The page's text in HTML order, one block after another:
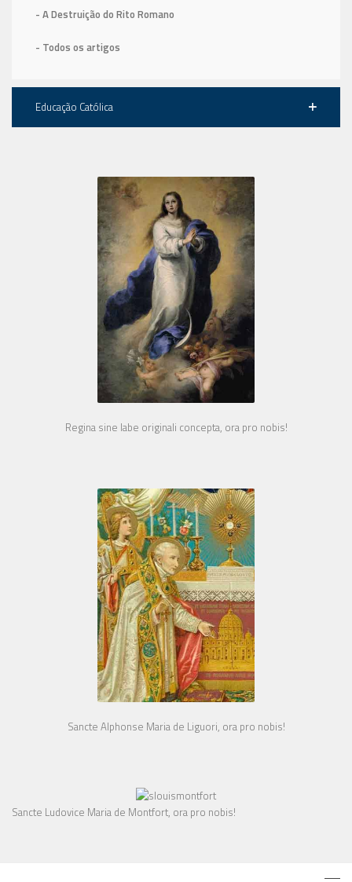
- A Destruição do Rito Romano
- Todos os artigos
Educação Católica
Regina sine labe originali concepta, ora pro nobis!
Sancte Alphonse Maria de Liguori, ora pro nobis!
Sancte Ludovice Maria de Montfort, ora pro nobis!